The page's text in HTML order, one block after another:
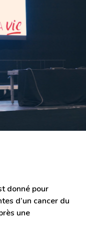
donné pour
d’un cancer du
une